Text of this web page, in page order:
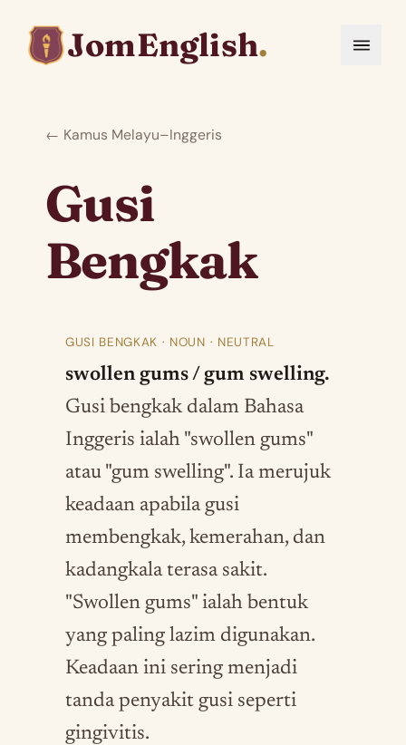
JomEnglish.
← Kamus Melayu–Inggeris
Gusi
Bengkak
GUSI BENGKAK · NOUN · NEUTRAL
swollen gums / gum swelling.
Gusi bengkak dalam Bahasa
Inggeris ialah "swollen gums"
atau "gum swelling". Ia merujuk
keadaan apabila gusi
membengkak, kemerahan, dan
kadangkala terasa sakit.
"Swollen gums" ialah bentuk
yang paling lazim digunakan.
Keadaan ini sering menjadi
tanda penyakit gusi seperti
gingivitis.